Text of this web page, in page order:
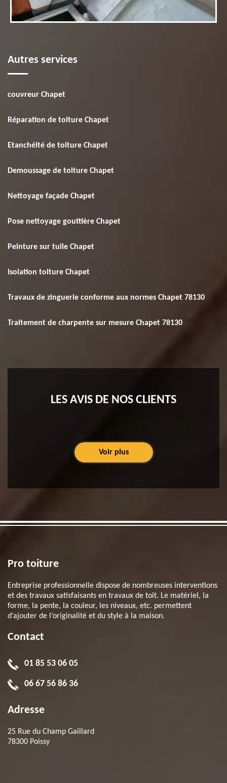
Autres services
couvreur Chapet
Réparation de toiture Chapet
Etanchéité de toiture Chapet
Demoussage de toiture Chapet
Nettoyage façade Chapet
Pose nettoyage gouttière Chapet
Peinture sur tuile Chapet
Isolation toiture Chapet
Travaux de zinguerie conforme aux normes Chapet 78130
Traitement de charpente sur mesure Chapet 78130
LES AVIS DE NOS CLIENTS
Voir plus
Pro toiture
Entreprise professionnelle dispose de nombreuses interventions
et des travaux satisfaisants en travaux de toit. Le matériel, la
forme, la pente, la couleur, les niveaux, etc. permettent
d’ajouter de l’originalité et du style à la maison.
Contact
01 85 53 06 05
06 67 56 86 36
Adresse
25 Rue du Champ Gaillard
78300 Poissy